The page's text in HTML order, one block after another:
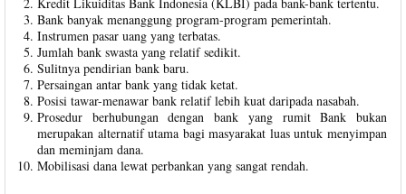
Bank banyak menanggung program-program pemerintah.
Instrumen pasar uang yang terbatas.
Jumlah bank swasta yang relatif sedikit.
Sulitnya pendirian bank baru.
Persaingan antar bank yang tidak ketat.
Posisi tawar-menawar bank relatif lebih kuat daripada nasabah.
Prosedur berhubungan dengan bank yang rumit Bank bukan
merupakan alternatif utama bagi masyarakat luas untuk menyimpan
dan meminjam dana.
Mobilisasi dana lewat perbankan yang sangat rendah.